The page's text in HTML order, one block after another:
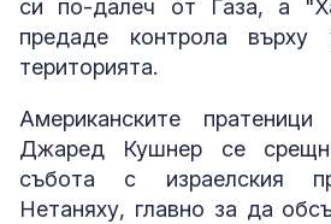
си по-далеч от Газа, а
предаде контрола върху
територията.
Американските
Джаред Кушнер се
събота с израелския
Нетаняху, главно за да